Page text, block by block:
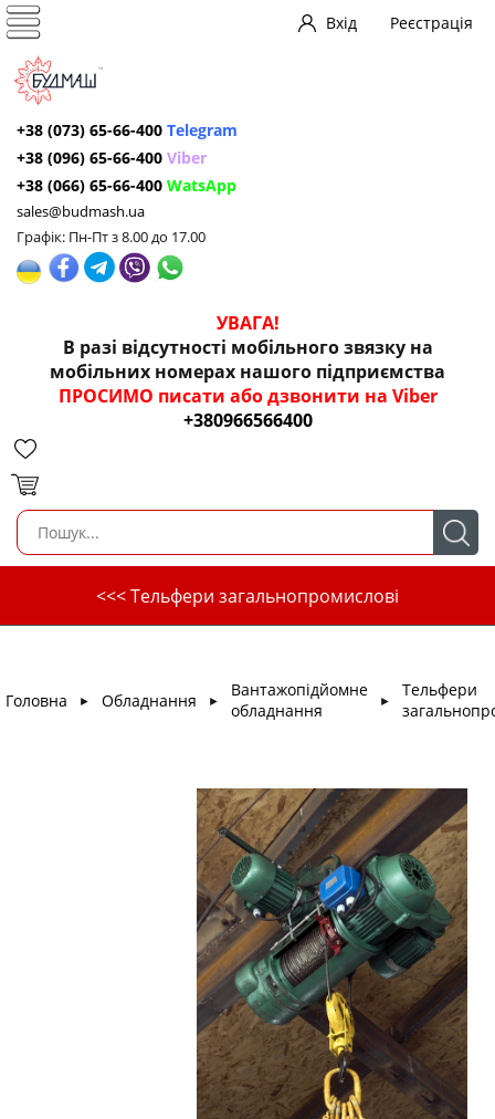
Вхід Реєстрація
+38 (073) 65-66-400 Telegram
+38 (096) 65-66-400 Viber
+38 (066) 65-66-400 WatsApp
sales@budmash.ua
Графік: Пн-Пт з 8.00 до 17.00
УВАГА!
В разі відсутності мобільного звязку на
мобільних номерах нашого підприємства
ПРОСИМО писати або дзвонити на Viber
+380966566400
<<< Тельфери загальнопромислові
Головна ► Обладнання ►
Вантажопідйомне
обладнання
►
Тельфери